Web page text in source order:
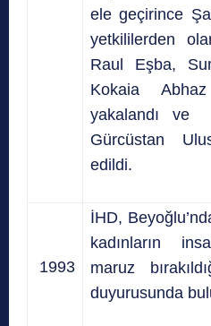
ele geçirince
yetkililerden
Raul Eşba,
Kokaia Abhaz
yakalandı ve
Gürcüstan
edildi.
1993
İHD,
kadınların
maruz
duyurusunda